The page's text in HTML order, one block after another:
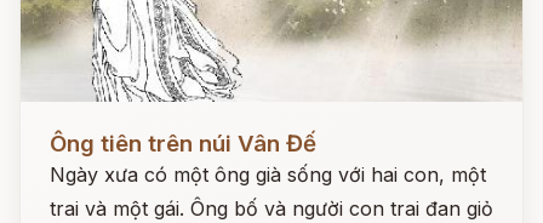
Đọc ngay
Ông tiên trên núi Vân Đế
Ngày xưa có một ông già sống với hai con, một
trai và một gái. Ông bố và người con trai đan giỏ